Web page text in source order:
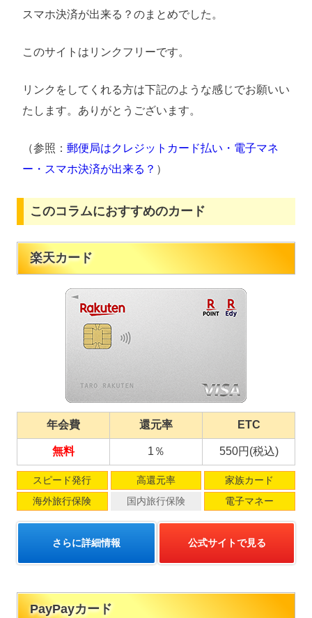
スマホ決済が出来る？のまとめでした。
このサイトはリンクフリーです。
リンクをしてくれる方は下記のような感じでお願いい
たします。ありがとうございます。
（参照： 郵便局はクレジットカード払い・電子マネ
ー・スマホ決済が出来る？ ）
このコラムにおすすめのカード
楽天カード
年会費 還元率 ETC
無料 1％ 550円(税込)
スピード発行 高還元率
家族カード
海外旅行保険
国内旅行保険 電子マネー
さらに詳細情報 公式サイトで見る
PayPayカード